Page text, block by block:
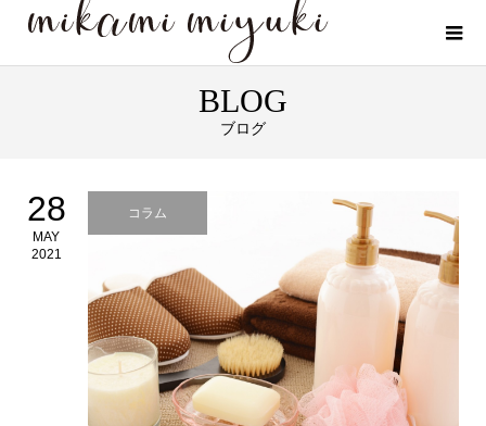
BLOG
ブログ
28
MAY
2021
コラム